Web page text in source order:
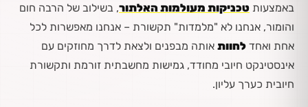
באמצעות טכניקות מעולמות האלתור, בשילוב של הרבה חום
והומור, אנחנו לא "מלמדות" תקשורת – אנחנו מאפשרות לכל
אחת ואחד לחוות אותה מבפנים ולצאת לדרך מחוזקים עם
אינסטינקט חיובי מחודד, גמישות מחשבתית זורמת ותקשורת
חיובית כערך עליון.